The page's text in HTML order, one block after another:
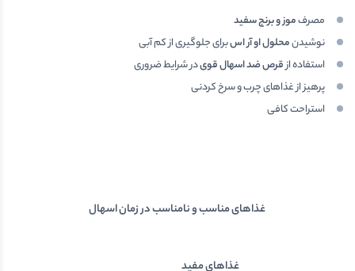
مصرفموز و برنج سفید
نوشیدنمحلول او آر اسبرای جلوگیری از کم آبی
استفاده ازقرص ضد اسهال قویدر شرایط ضروری
پرهیز از غذاهای چرب و سرخ کردنی
استراحت کافی
غذاهای مناسب و نامناسب در زمان اسهال
غذاهای مفید